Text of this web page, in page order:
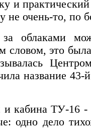
и
не очень-то, по
облаками
словом, это
название
ТУ-16 -
одно дело